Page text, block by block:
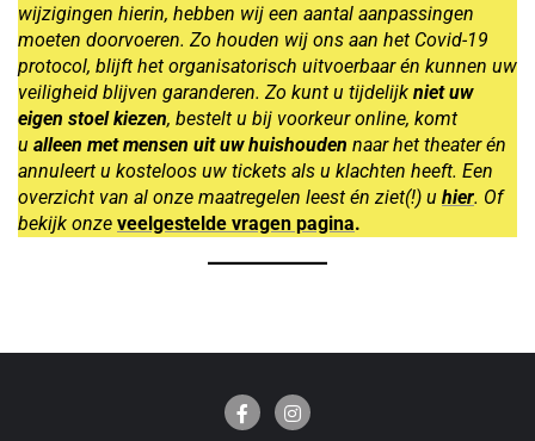
wijzigingen hierin, hebben wij een aantal aanpassingen
moeten doorvoeren. Zo houden wij ons aan het Covid-19
protocol, blijft het organisatorisch uitvoerbaar én kunnen uw
veiligheid blijven garanderen. Zo kunt u tijdelijk niet uw
eigen stoel kiezen, bestelt u bij voorkeur online, komt
u alleen met mensen uit uw huishouden naar het theater én
annuleert u kosteloos uw tickets als u klachten heeft. Een
overzicht van al onze maatregelen leest én ziet(!) u hier. Of
bekijk onze veelgestelde vragen pagina.